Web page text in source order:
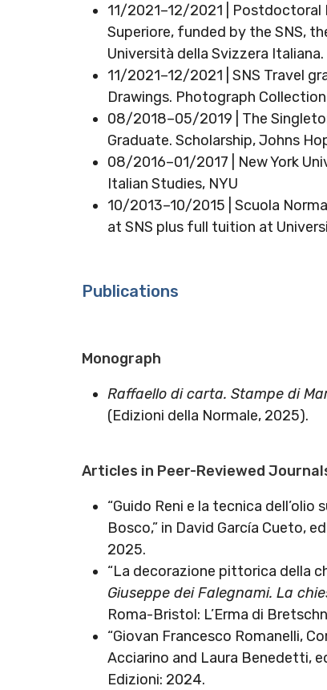
11/2021–12/2021 | Postdoctoral
Superiore, funded by the SNS,
Università della Svizzera Italiana.
11/2021–12/2021 | SNS Travel
Drawings. Photograph
08/2018–05/2019 | The
Graduate. Scholarship, Johns
08/2016–01/2017 | New York
Italian Studies, NYU
10/2013–10/2015 | Scuola
at SNS plus full tuition at
Publications
Monograph
Raffaello di carta. Stampe di
(Edizioni della Normale, 2025).
Articles in Peer-Reviewed
“Guido Reni e la tecnica
Bosco,” in David García Cueto,
2025.
“La decorazione pittorica della
Giuseppe dei Falegnami. La
Roma-Bristol: L’Erma di
“Giovan Francesco Romanelli,
Acciarino and Laura Benedetti,
Edizioni: 2024.